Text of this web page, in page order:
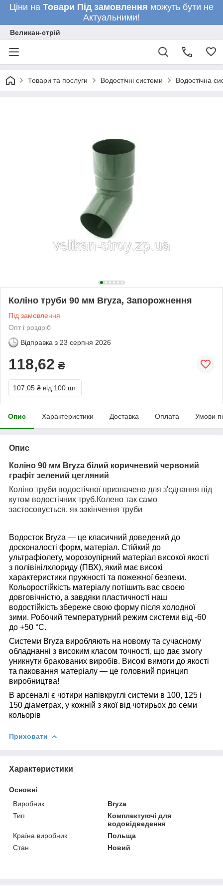
Ціни на Товари Під замовлення можуть бути не
Актуальними!
Великан-стрій
Товари та послуги Водостічні системи Водостічна
Коліно труби 90 мм Bryza, Запорожнення
Під замовлення
Опт і роздріб
Відправка з 23 серпня 2026
118,62 ₴
107,05 ₴ від 100 шт.
Опис Характеристики Доставка Оплата Умови
Опис
Коліно 90 мм Bryza білий коричневий червоний
графіт зелений цегляний
Коліно труби водостічної призначено для з'єднання під
кутом водостічних труб.Колено так само
застосовується, як закінчення труби
Водосток Bryza — це класичний доведений до
досконалості форм, матеріал. Стійкий до
ультрафіолету, морозоупірний матеріал високої якості
з полівінілхлориду (ПВХ), який має високі
характеристики пружності та пожежної безпеки.
Кольоростійкість матеріалу потішить вас своєю
довговічністю, а завдяки пластичності наш
водостійкість збереже свою форму після холодної
зими. Робочий температурний режим системи від -60
до +50 °C.
Системи Bryza виробляють на новому та сучасному
обладнанні з високим класом точності, що дає змогу
уникнути бракованих виробів. Високі вимоги до якості
та паковання матеріалу — це головний принцип
виробництва!
В арсеналі є чотири напівкруглі системи в 100, 125 і
150 діаметрах, у кожній з якої від чотирьох до семи
кольорів
Приховати
Характеристики
Основні
Виробник
Bryza
Тип
Комплектуючі для
водовідведення
Країна виробник
Польща
Стан
Новий